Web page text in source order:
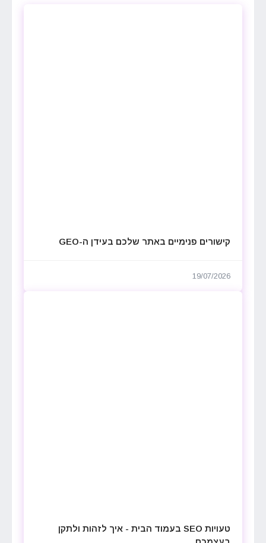
קישורים פנימיים באתר שלכם בעידן ה-GEO
19/07/2026
טעויות SEO בעמוד הבית - איך לזהות ולתקן